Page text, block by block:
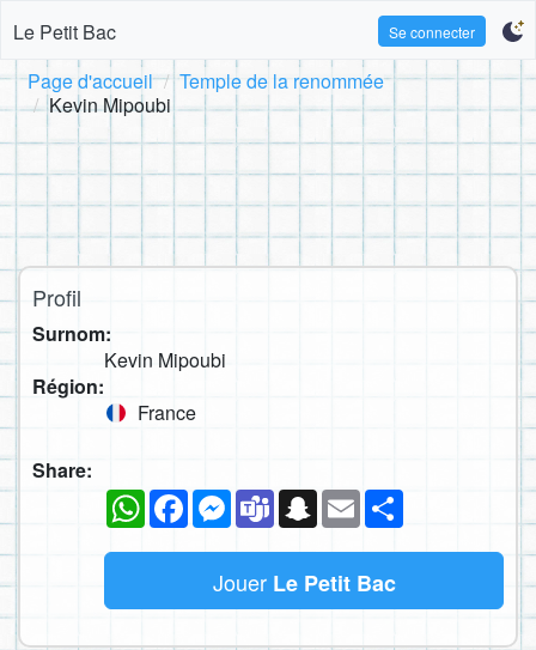
Le Petit Bac Se connecter
Page d'accueil
Temple de la renommée
Kevin Mipoubi
Profil
Surnom:
Kevin Mipoubi
Région:
France
Share:
WhatsAppFacebookMessenger
TeamsSnapchat
Email
Jouer Le Petit Bac